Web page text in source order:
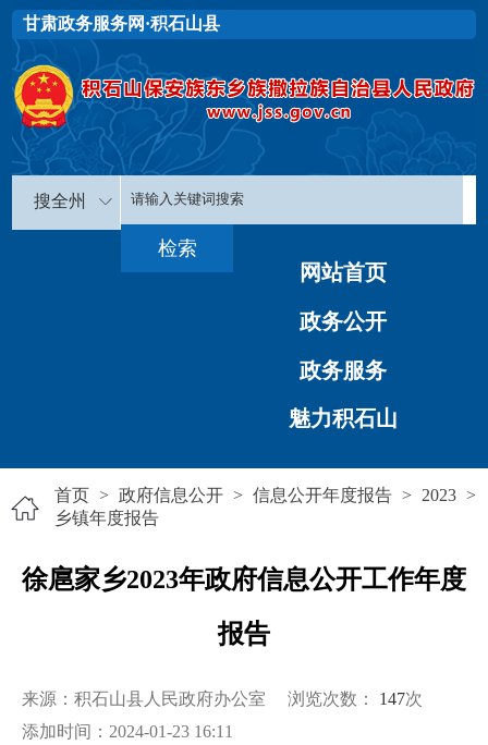
甘肃政务服务网·积石山县
搜全州
网站首页
政务公开
政务服务
魅力积石山
首页 > 政府信息公开 > 信息公开年度报告 > 2023 >
乡镇年度报告
徐扈家乡2023年政府信息公开工作年度
报告
来源：积石山县人民政府办公室 浏览次数： 147次
添加时间：2024-01-23 16:11